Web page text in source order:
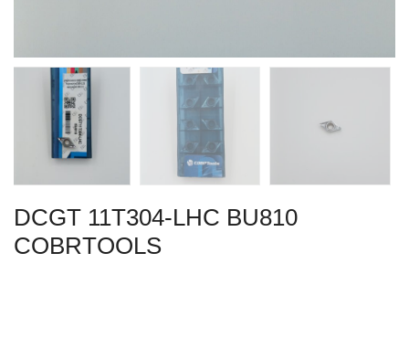
DCGT 11T304-LHC BU810
COBRTOOLS